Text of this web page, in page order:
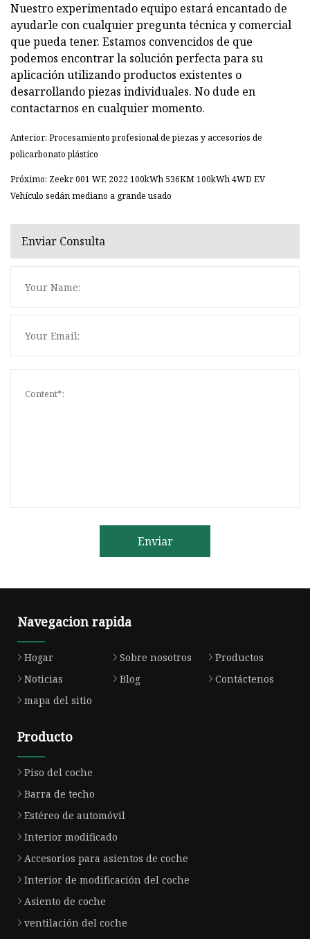
Nuestro experimentado equipo estará encantado de
ayudarle con cualquier pregunta técnica y comercial
que pueda tener. Estamos convencidos de que
podemos encontrar la solución perfecta para su
aplicación utilizando productos existentes o
desarrollando piezas individuales. No dude en
contactarnos en cualquier momento.
Anterior: Procesamiento profesional de piezas y accesorios de
policarbonato plástico
Próximo: Zeekr 001 WE 2022 100kWh 536KM 100kWh 4WD EV
Vehículo sedán mediano a grande usado
Enviar Consulta
Enviar
Navegacion rapida
Hogar Sobre nosotros
Productos
Noticias
Blog
Contáctenos
mapa del sitio
Producto
Piso del coche
Barra de techo
Estéreo de automóvil
Interior modificado
Accesorios para asientos de coche
Interior de modificación del coche
Asiento de coche
ventilación del coche